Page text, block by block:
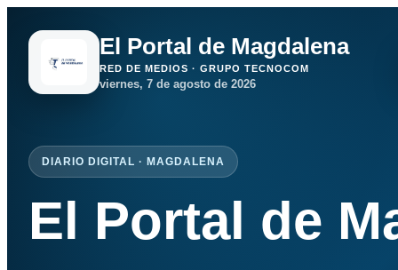
El Portal de Magdalena
RED DE MEDIOS · GRUPO TECNOCOM
viernes, 7 de agosto de 2026
DIARIO DIGITAL · MAGDALENA
El Portal de